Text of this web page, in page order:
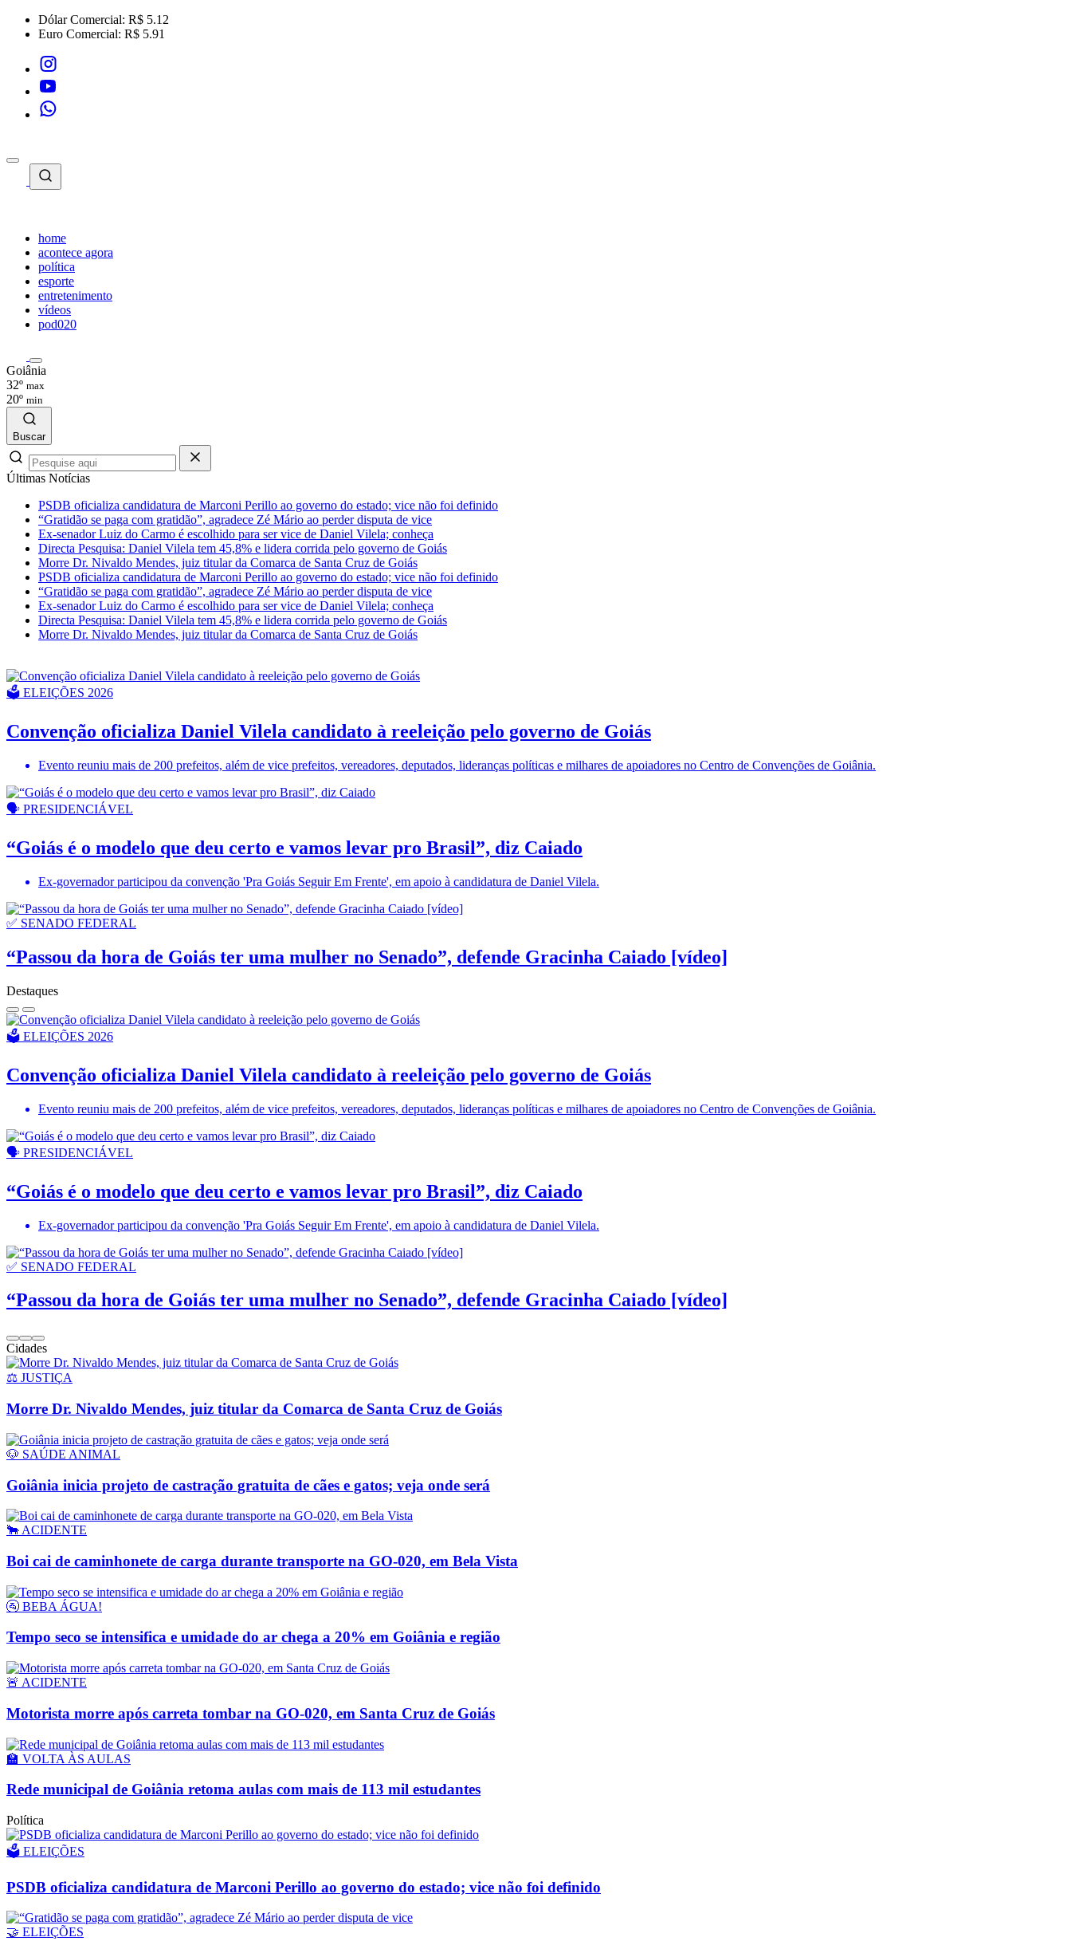
Dólar Comercial: R$ 5.12
Euro Comercial: R$ 5.91
home
acontece agora
política
esporte
entretenimento
vídeos
pod020
Goiânia
32º max
20º min
Buscar
Últimas Notícias
PSDB oficializa candidatura de Marconi Perillo ao governo do estado; vice não foi definido
“Gratidão se paga com gratidão”, agradece Zé Mário ao perder disputa de vice
Ex-senador Luiz do Carmo é escolhido para ser vice de Daniel Vilela; conheça
Directa Pesquisa: Daniel Vilela tem 45,8% e lidera corrida pelo governo de Goiás
Morre Dr. Nivaldo Mendes, juiz titular da Comarca de Santa Cruz de Goiás
PSDB oficializa candidatura de Marconi Perillo ao governo do estado; vice não foi definido
“Gratidão se paga com gratidão”, agradece Zé Mário ao perder disputa de vice
Ex-senador Luiz do Carmo é escolhido para ser vice de Daniel Vilela; conheça
Directa Pesquisa: Daniel Vilela tem 45,8% e lidera corrida pelo governo de Goiás
Morre Dr. Nivaldo Mendes, juiz titular da Comarca de Santa Cruz de Goiás
🗳️ ELEIÇÕES 2026
Convenção oficializa Daniel Vilela candidato à reeleição pelo governo de Goiás
Evento reuniu mais de 200 prefeitos, além de vice prefeitos, vereadores, deputados, lideranças políticas e milhares de apoiadores no Centro de Convenções de Goiânia.
🗣️ PRESIDENCIÁVEL
“Goiás é o modelo que deu certo e vamos levar pro Brasil”, diz Caiado
Ex-governador participou da convenção 'Pra Goiás Seguir Em Frente', em apoio à candidatura de Daniel Vilela.
✅ SENADO FEDERAL
“Passou da hora de Goiás ter uma mulher no Senado”, defende Gracinha Caiado [vídeo]
Destaques
🗳️ ELEIÇÕES 2026
Convenção oficializa Daniel Vilela candidato à reeleição pelo governo de Goiás
Evento reuniu mais de 200 prefeitos, além de vice prefeitos, vereadores, deputados, lideranças políticas e milhares de apoiadores no Centro de Convenções de Goiânia.
🗣️ PRESIDENCIÁVEL
“Goiás é o modelo que deu certo e vamos levar pro Brasil”, diz Caiado
Ex-governador participou da convenção 'Pra Goiás Seguir Em Frente', em apoio à candidatura de Daniel Vilela.
✅ SENADO FEDERAL
“Passou da hora de Goiás ter uma mulher no Senado”, defende Gracinha Caiado [vídeo]
Cidades
⚖️ JUSTIÇA
Morre Dr. Nivaldo Mendes, juiz titular da Comarca de Santa Cruz de Goiás
🐶 SAÚDE ANIMAL
Goiânia inicia projeto de castração gratuita de cães e gatos; veja onde será
🐂 ACIDENTE
Boi cai de caminhonete de carga durante transporte na GO-020, em Bela Vista
🚰 BEBA ÁGUA!
Tempo seco se intensifica e umidade do ar chega a 20% em Goiânia e região
🚨 ACIDENTE
Motorista morre após carreta tombar na GO-020, em Santa Cruz de Goiás
🏫 VOLTA ÀS AULAS
Rede municipal de Goiânia retoma aulas com mais de 113 mil estudantes
Política
🗳️ ELEIÇÕES
PSDB oficializa candidatura de Marconi Perillo ao governo do estado; vice não foi definido
🤝 ELEIÇÕES